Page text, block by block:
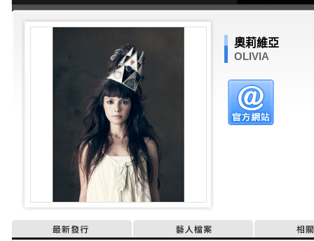
奧莉維亞
OLIVIA
最新發行 藝人檔案 相